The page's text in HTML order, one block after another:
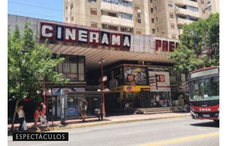
ESPECTÁCULOS